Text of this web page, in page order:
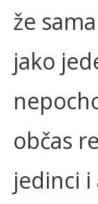
že
jako
občas
jedinci i